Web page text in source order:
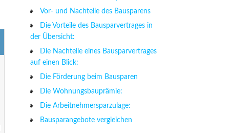
Vor- und Nachteile des Bausparens
Die Vorteile des Bausparvertrages in
der Übersicht:
Die Nachteile eines Bausparvertrages
auf einen Blick:
Die Förderung beim Bausparen
Die Wohnungsbauprämie:
Die Arbeitnehmersparzulage:
Bausparangebote vergleichen